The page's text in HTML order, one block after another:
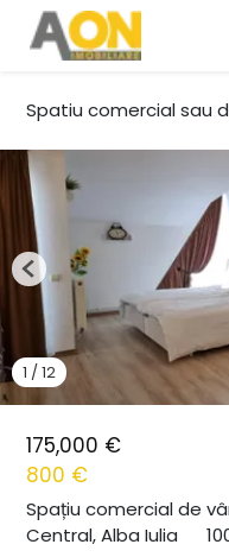
Spatiu comercial sau
175,000 €
800 €
Spațiu comercial de
Central, Alba Iulia
1 /12
Previous